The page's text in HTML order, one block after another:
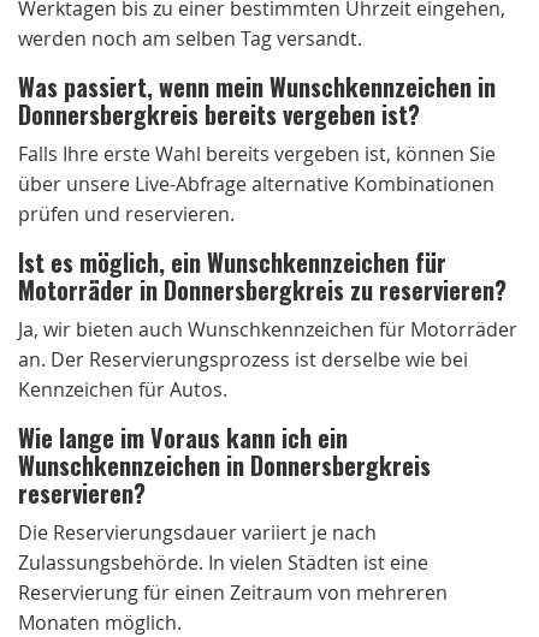
Werktagen bis zu einer bestimmten Uhrzeit eingehen,
werden noch am selben Tag versandt.
Was passiert, wenn mein Wunschkennzeichen in
Donnersbergkreis bereits vergeben ist?
Falls Ihre erste Wahl bereits vergeben ist, können Sie
über unsere Live-Abfrage alternative Kombinationen
prüfen und reservieren.
Ist es möglich, ein Wunschkennzeichen für
Motorräder in Donnersbergkreis zu reservieren?
Ja, wir bieten auch Wunschkennzeichen für Motorräder
an. Der Reservierungsprozess ist derselbe wie bei
Kennzeichen für Autos.
Wie lange im Voraus kann ich ein
Wunschkennzeichen in Donnersbergkreis
reservieren?
Die Reservierungsdauer variiert je nach
Zulassungsbehörde. In vielen Städten ist eine
Reservierung für einen Zeitraum von mehreren
Monaten möglich.